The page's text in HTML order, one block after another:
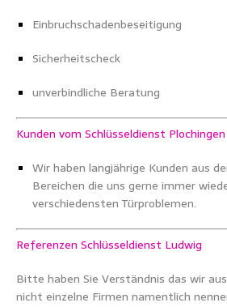
Einbruchschadenbeseitigung
Sicherheitscheck
unverbindliche Beratung
Kunden vom Schlüsseldienst Plochingen
Wir haben langjährige Kunden aus
Bereichen die uns gerne immer
verschiedensten Türproblemen.
Referenzen Schlüsseldienst Ludwig
Bitte haben Sie Verständnis das wir
nicht einzelne Firmen namentlich